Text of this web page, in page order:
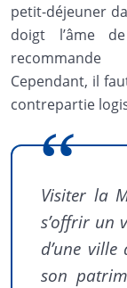
petit-déjeuner
doigt l’âme
recommande
Cependant, il
contrepartie
Visiter la
s’offrir un
d’une
son